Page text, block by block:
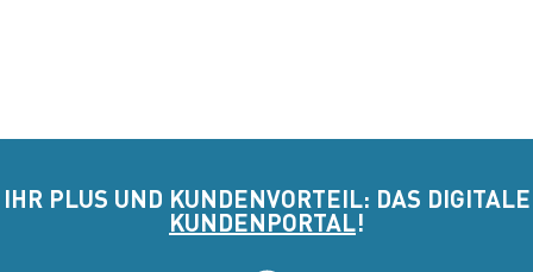
IHR PLUS UND KUNDENVORTEIL: DAS DIGITALE
KUNDENPORTAL!